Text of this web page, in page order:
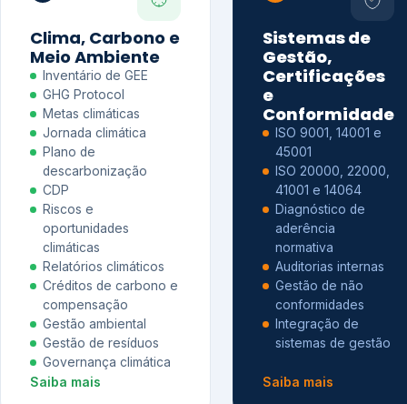
Clima, Carbono e
Meio Ambiente
Inventário de GEE
GHG Protocol
Metas climáticas
Jornada climática
Plano de
descarbonização
CDP
Riscos e
oportunidades
climáticas
Relatórios climáticos
Créditos de carbono e
compensação
Gestão ambiental
Gestão de resíduos
Governança climática
Saiba mais
Sistemas de
Gestão,
Certificações
e
Conformidade
ISO 9001, 14001 e
45001
ISO 20000, 22000,
41001 e 14064
Diagnóstico de
aderência
normativa
Auditorias internas
Gestão de não
conformidades
Integração de
sistemas de gestão
Saiba mais